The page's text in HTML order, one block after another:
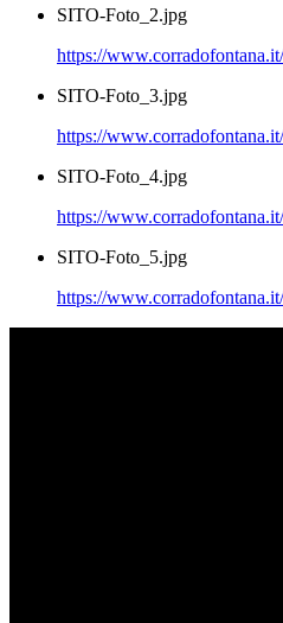
SITO-Foto_2.jpg
https://
SITO-Foto_3.jpg
https://
SITO-Foto_4.jpg
https://
SITO-Foto_5.jpg
https://